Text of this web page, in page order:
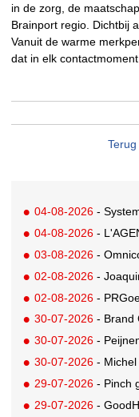
in de zorg, de
Brainport regio. Dichtbij
Vanuit de warme
dat in elk
04-08-2026 - System1
04-08-2026 -
03-08-2026 - Omnicom
02-08-2026 - Joaquin Cubria en
02-08-2026 -
30-07-2026 - Brand
30-07-2026 -
30-07-2026 - Michel van Velde
29-07-2026 - Pinch
29-07-2026 - GoodHabitz